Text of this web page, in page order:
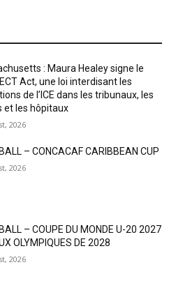
: Maura Healey signe le
Act, une loi interdisant les
de l’ICE dans les tribunaux, les
et les hôpitaux
2026
– CONCACAF CARIBBEAN CUP
2026
– COUPE DU MONDE U-20 2027
OLYMPIQUES DE 2028
2026